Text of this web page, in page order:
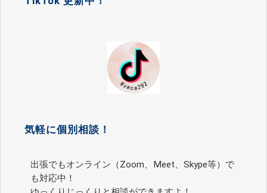
気軽に個別相談！
出張でもオンライン（Zoom、Meet、Skype等）で
も対応中！